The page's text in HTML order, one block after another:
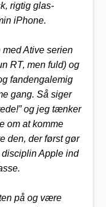
rigtig glas-
iPhone.
Ative serien
RT, men fuld) og
fandengalemig
gang. Så siger
og jeg tænker
om at komme
den, der først gør
disciplin Apple ind
på og være